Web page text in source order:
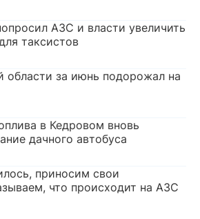
АЗС и власти увеличить
таксистов
области за июнь подорожал на
в Кедровом вновь
дачного автобуса
приносим свои
что происходит на АЗС